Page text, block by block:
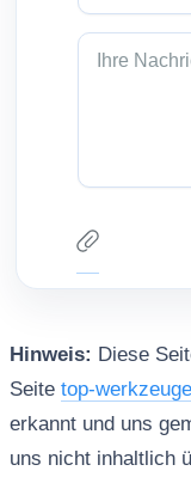
Hinweis: Diese
Seite top-
erkannt und uns
uns nicht inhaltlich